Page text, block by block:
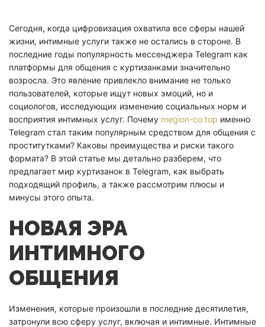
Сегодня, когда цифровизация охватила все сферы нашей
жизни, интимные услуги также не остались в стороне. В
последние годы популярность мессенджера Telegram как
платформы для общения с куртизанками значительно
возросла. Это явление привлекло внимание не только
пользователей, которые ищут новых эмоций, но и
социологов, исследующих изменение социальных норм и
восприятия интимных услуг. Почему megion-co.top именно
Telegram стал таким популярным средством для общения с
проститутками? Каковы преимущества и риски такого
формата? В этой статье мы детально разберем, что
предлагает мир куртизанок в Telegram, как выбрать
подходящий профиль, а также рассмотрим плюсы и
минусы этого опыта.
НОВАЯ ЭРА
ИНТИМНОГО
ОБЩЕНИЯ
Изменения, которые произошли в последние десятилетия,
затронули всю сферу услуг, включая и интимные. Интимные